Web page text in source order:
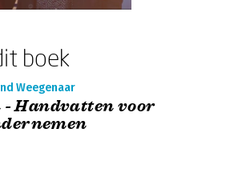
boek
Weegenaar
- Handvatten voor